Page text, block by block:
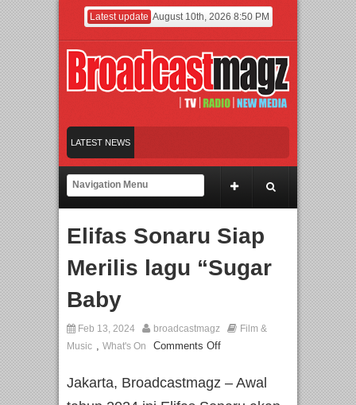
Latest update August 10th, 2026 8:50 PM
LATEST NEWS
Kampanye “Drive Your Future” Film KETOK MEJIK Siap Tayang 13 Agustus
Elifas Sonaru Siap
Merilis lagu “Sugar
Baby
Feb 13, 2024 broadcastmagz
Film &
Music , What's On Comments Off
Jakarta, Broadcastmagz – Awal